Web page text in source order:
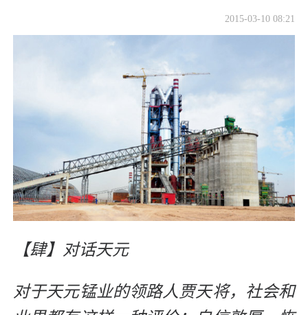
2015-03-10 08:21
【肆】对话天元
对于天元锰业的领路人贾天将，社会和